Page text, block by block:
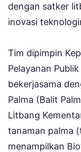
dengan satker
inovasi
Tim dipimpin
Pelayanan
bekerjasama
Palma (Balit
Litbang
tanaman palma
menampilkan